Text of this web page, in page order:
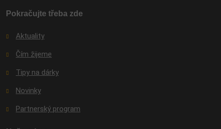
odeslat.
Pokračujte třeba zde
Aktuality
Čím žijeme
Tipy na dárky
Novinky
Partnerský program